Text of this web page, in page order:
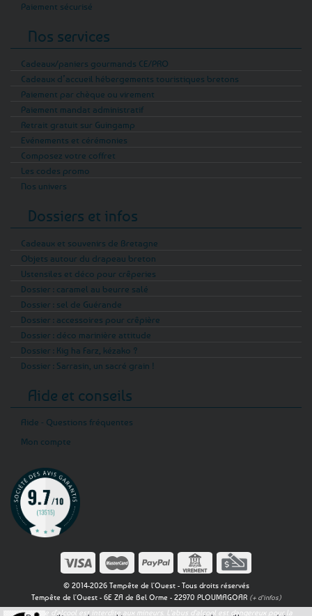
Paiement sécurisé
Nos services
Cadeaux/paniers gourmands CE/PRO
Cadeaux d’accueil hébergements touristiques bretons
Paiement par chèque ou virement
Paiement mandat administratif
Retrait gratuit sur Guingamp
Evénements et cérémonies
Composez votre coffret
Les codes promo
Nos univers
Dossiers et infos
Cadeaux et souvenirs de Bretagne
Objets autour du drapeau breton
Ustensiles et déco pour crêperies
Dossier : caramel au beurre salé
Dossier : sel de Guérande
Dossier : accessoires pour crêpière
Dossier : déco marinière attitude
Dossier : Kig ha Farz, kézako ?
Dossier : Sarrasin, un sacré grain !
Aide et conseils
Aide - Questions fréquentes
Mon compte
© 2014-2026 Tempête de l'Ouest - Tous droits réservés
Tempête de l'Ouest - 6E ZA de Bel Orme - 22970 PLOUMAGOAR (+ d'infos)
La vente d'alcool est interdite aux mineurs. L'abus d'alcool est dangereux pour la